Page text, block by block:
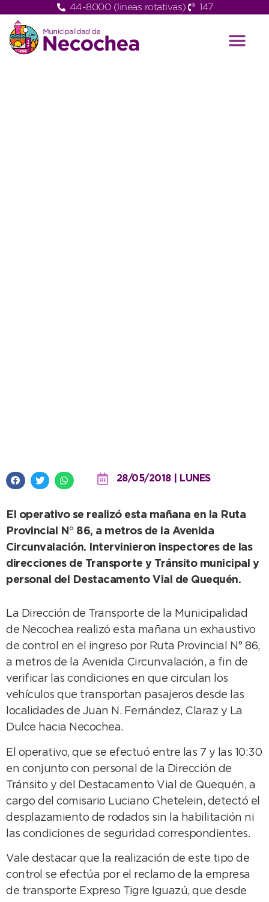
44-8000 (lineas rotativas) 147
28/05/2018 | LUNES
El operativo se realizó esta mañana en la Ruta
Provincial N° 86, a metros de la Avenida
Circunvalación. Intervinieron inspectores de las
direcciones de Transporte y Tránsito municipal y
personal del Destacamento Vial de Quequén.
La Dirección de Transporte de la Municipalidad
de Necochea realizó esta mañana un exhaustivo
de control en el ingreso por Ruta Provincial N° 86,
a metros de la Avenida Circunvalación, a fin de
verificar las condiciones en que circulan los
vehículos que transportan pasajeros desde las
localidades de Juan N. Fernández, Claraz y La
Dulce hacia Necochea.
El operativo, que se efectuó entre las 7 y las 10:30
en conjunto con personal de la Dirección de
Tránsito y del Destacamento Vial de Quequén, a
cargo del comisario Luciano Chetelein, detectó el
desplazamiento de rodados sin la habilitación ni
las condiciones de seguridad correspondientes.
Vale destacar que la realización de este tipo de
control se efectúa por el reclamo de la empresa
de transporte Expreso Tigre Iguazú, que desde